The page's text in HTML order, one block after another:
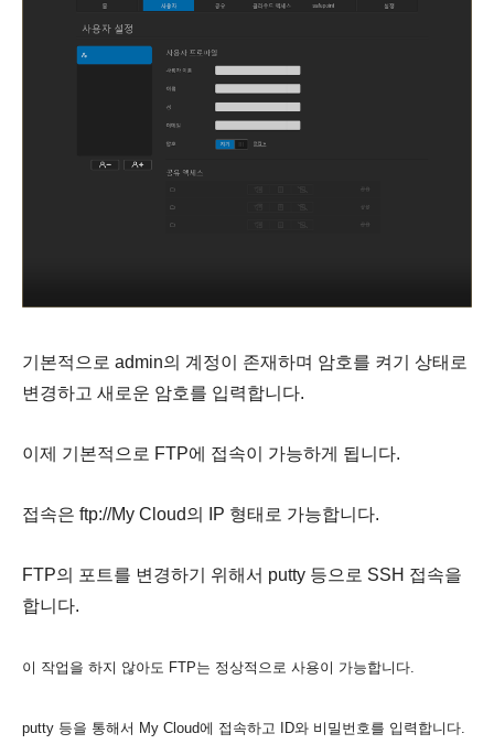
기본적으로 admin의 계정이 존재하며 암호를 켜기 상태로
변경하고 새로운 암호를 입력합니다.
이제 기본적으로 FTP에 접속이 가능하게 됩니다.
접속은 ftp://My Cloud의 IP 형태로 가능합니다.
FTP의 포트를 변경하기 위해서 putty 등으로 SSH 접속을
합니다.
이 작업을 하지 않아도 FTP는 정상적으로 사용이 가능합니다.
putty 등을 통해서 My Cloud에 접속하고 ID와 비밀번호를 입력합니다.